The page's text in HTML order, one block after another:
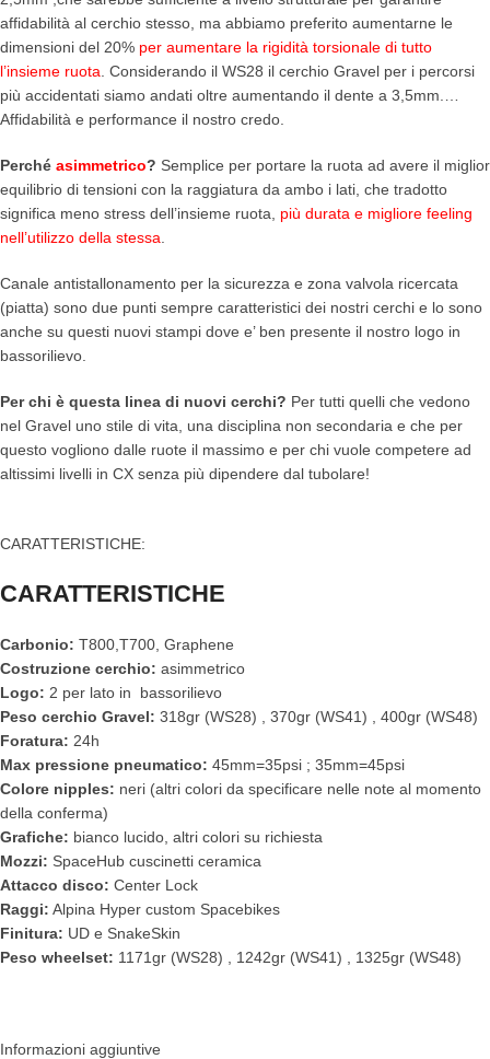
affidabilità al cerchio stesso, ma abbiamo preferito aumentarne le
dimensioni del 20% per aumentare la rigidità torsionale di tutto
l’insieme ruota . Considerando il WS28 il cerchio Gravel per i percorsi
più accidentati siamo andati oltre aumentando il dente a 3,5mm.…
Affidabilità e performance il nostro credo.
Perché asimmetrico? Semplice per portare la ruota ad avere il miglior
equilibrio di tensioni con la raggiatura da ambo i lati, che tradotto
significa meno stress dell’insieme ruota, più durata e migliore feeling
nell’utilizzo della stessa
Canale antistallonamento per la sicurezza e zona valvola ricercata
(piatta) sono due punti sempre caratteristici dei nostri cerchi e lo sono
anche su questi nuovi stampi dove e’ ben presente il nostro logo in
bassorilievo.
Per chi è questa linea di nuovi cerchi? Per tutti quelli che vedono
nel Gravel uno stile di vita, una disciplina non secondaria e che per
questo vogliono dalle ruote il massimo e per chi vuole competere ad
altissimi livelli in CX senza più dipendere dal tubolare!
CARATTERISTICHE:
CARATTERISTICHE
Carbonio: T800,T700, Graphene
Costruzione cerchio: asimmetrico
Logo: 2 per lato in bassorilievo
Peso cerchio Gravel: 318gr (WS28) , 370gr (WS41) , 400gr (WS48)
Foratura: 24h
Max pressione pneumatico: 45mm=35psi ; 35mm=45psi
Colore nipples: neri (altri colori da specificare nelle note al momento
della conferma)
Grafiche: bianco lucido, altri colori su richiesta
Mozzi: SpaceHub cuscinetti ceramica
Attacco disco: Center Lock
Raggi: Alpina Hyper custom Spacebikes
Finitura: UD e SnakeSkin
Peso wheelset: 1171gr (WS28) , 1242gr (WS41) , 1325gr (WS48)
Informazioni aggiuntive